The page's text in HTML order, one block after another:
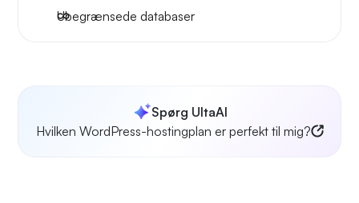
Ubegrænsede databaser
Spørg UltaAI
Hvilken WordPress-hostingplan er perfekt til mig?